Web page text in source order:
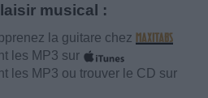
musical :
la guitare chez
les MP3 sur
les MP3 ou trouver le CD sur